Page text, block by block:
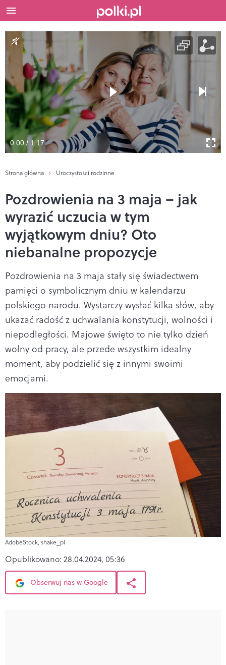
0:00 / 1:17
Strona główna Uroczystości rodzinne
Pozdrowienia na 3 maja – jak
wyrazić uczucia w tym
wyjątkowym dniu? Oto
niebanalne propozycje
Pozdrowienia na 3 maja stały się świadectwem
pamięci o symbolicznym dniu w kalendarzu
polskiego narodu. Wystarczy wysłać kilka słów, aby
ukazać radość z uchwalania konstytucji, wolności i
niepodległości. Majowe święto to nie tylko dzień
wolny od pracy, ale przede wszystkim idealny
moment, aby podzielić się z innymi swoimi
emocjami.
AdobeStock, shake_pl
Opublikowano: 28.04.2024, 05:36
Obserwuj nas w Google